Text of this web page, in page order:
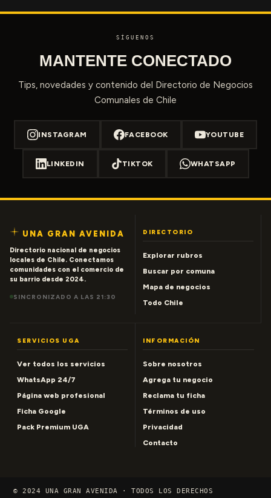
SÍGUENOS
MANTENTE CONECTADO
Tips, novedades y contenido del Directorio de Negocios
Comunales de Chile
INSTAGRAM FACEBOOK YOUTUBE
LINKEDIN TIKTOK WHATSAPP
UNA GRAN AVENIDA
Directorio nacional de negocios
locales de Chile. Conectamos
comunidades con el comercio de
su barrio desde 2024.
SINCRONIZADO A LAS 21:30
DIRECTORIO
Explorar rubros
Buscar por comuna
Mapa de negocios
Todo Chile
SERVICIOS UGA
Ver todos los servicios
WhatsApp 24/7
Página web profesional
Ficha Google
Pack Premium UGA
INFORMACIÓN
Sobre nosotros
Agrega tu negocio
Reclama tu ficha
Términos de uso
Privacidad
Contacto
© 2024 UNA GRAN AVENIDA · TODOS LOS DERECHOS